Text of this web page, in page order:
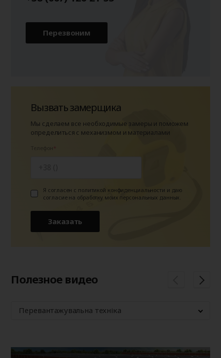
Перезвоним
Вызвать замерщика
Мы сделаем все необходимые замеры и поможем
определиться с механизмом и материалами
Я согласен с политикой конфиденциальности и даю
согласие на обработку моих персональных данных.
Заказать
Полезное видео
Перевантажувальна техніка